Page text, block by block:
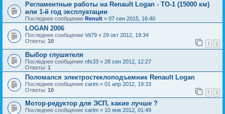
Регламентные работы на Renault Logan - ТО-1 (15000 км)
или 1-й год эксплуатации
Последнее сообщение Renult « 07 сен 2015, 16:40
LOGAN 2006
Последнее сообщение Vit79 « 29 окт 2012, 19:34
Ответы: 10 1 2
Выбор глушителя
Последнее сообщение nfs33 « 28 сен 2012, 12:27
Ответы: 1
Поломался электростеклоподъемник Renault Logan
Последнее сообщение carim « 01 апр 2012, 19:33
Ответы: 10 1 2
Мотор-редуктор для ЭСП, какие лучше ?
Последнее сообщение carim « 10 янв 2012, 01:49